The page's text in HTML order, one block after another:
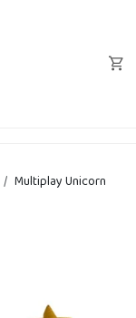
Multiplay Unicorn